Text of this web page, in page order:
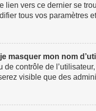
lien vers ce dernier se
tous vos paramètres
masquer mon nom
de contrôle de
visible que des